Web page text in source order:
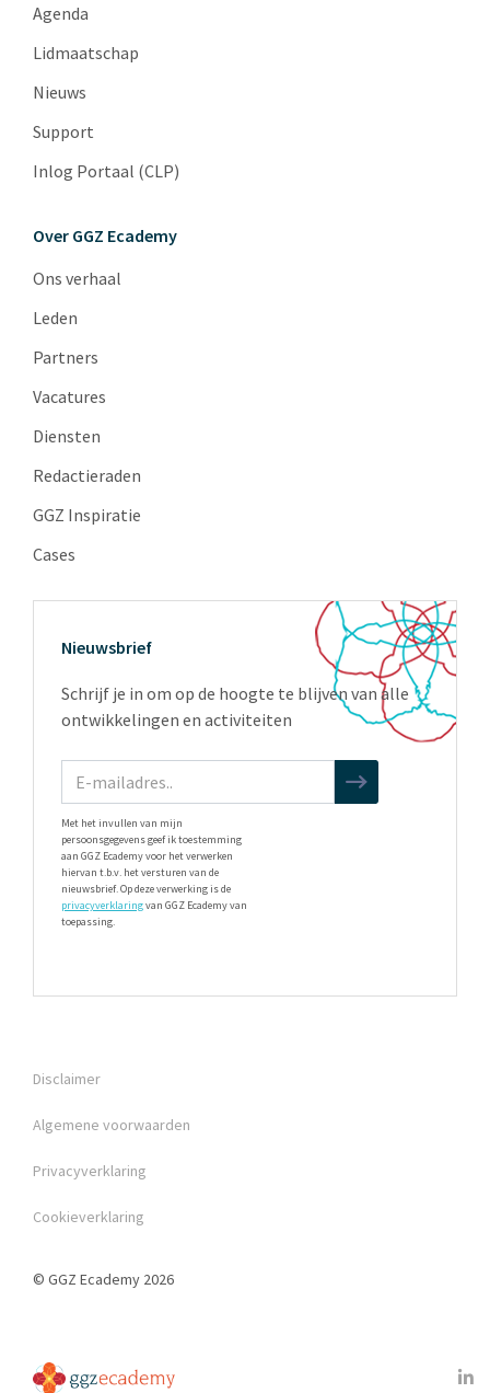
Agenda
Lidmaatschap
Nieuws
Support
Inlog Portaal (CLP)
Over GGZ Ecademy
Ons verhaal
Leden
Partners
Vacatures
Diensten
Redactieraden
GGZ Inspiratie
Cases
Nieuwsbrief
Schrijf je in om op de hoogte te blijven van alle
ontwikkelingen en activiteiten
Met het invullen van mijn
persoonsgegevens geef ik toestemming
aan GGZ Ecademy voor het verwerken
hiervan t.b.v. het versturen van de
nieuwsbrief. Op deze verwerking is de
privacyverklaringvan GGZ Ecademy van
toepassing.
Disclaimer
Algemene voorwaarden
Privacyverklaring
Cookieverklaring
© GGZ Ecademy 2026